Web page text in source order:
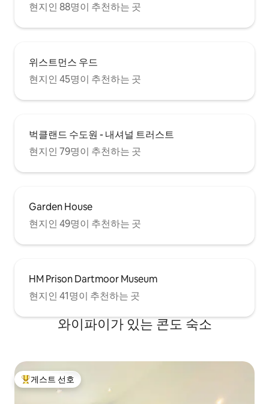
현지인 88명이 추천하는 곳
위스트먼스 우드
현지인 45명이 추천하는 곳
벅클랜드 수도원 - 내셔널 트러스트
현지인 79명이 추천하는 곳
Garden House
현지인 49명이 추천하는 곳
HM Prison Dartmoor Museum
현지인 41명이 추천하는 곳
와이파이가 있는 콘도 숙소
상위 게스트 선호
게스트 선호